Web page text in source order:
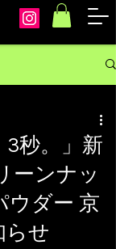
3秒。」新
ーンナッ
ウダー 京
らせ